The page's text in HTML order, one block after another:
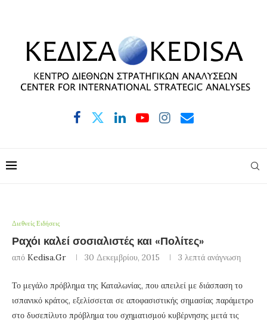
Διεθνείς Ειδήσεις
Ραχόι καλεί σοσιαλιστές και «Πολίτες»
από Kedisa.gr 30 Δεκεμβρίου, 2015 3 λεπτά ανάγνωση
Το μεγάλο πρόβλημα της Καταλωνίας, που απειλεί με διάσπαση το
ισπανικό κράτος, εξελίσσεται σε αποφασιστικής σημασίας παράμετρο
στο δυσεπίλυτο πρόβλημα του σχηματισμού κυβέρνησης μετά τις